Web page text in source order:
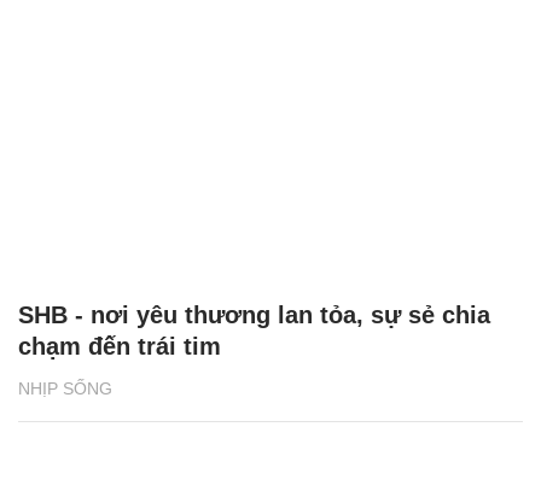
NHỊP SỐNG
SHB - nơi yêu thương lan tỏa, sự sẻ chia
chạm đến trái tim